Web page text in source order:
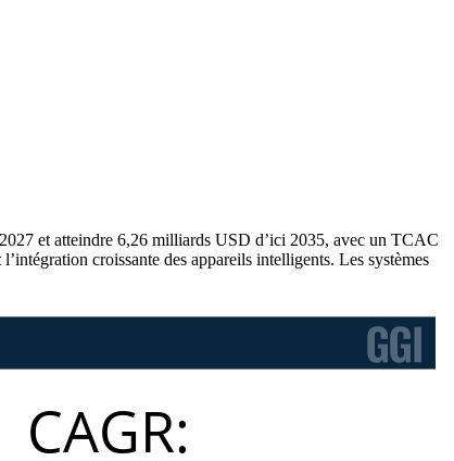
et atteindre 6,26 milliards USD d’ici 2035, avec un TCAC
croissante des appareils intelligents. Les systèmes